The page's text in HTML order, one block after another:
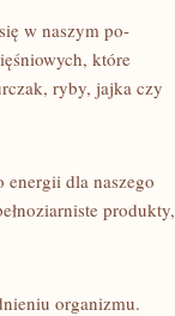
w naszym⁢ po-
​które
ryby,​ jajka czy⁢
energii dla naszego
produkty,
‌organizmu.